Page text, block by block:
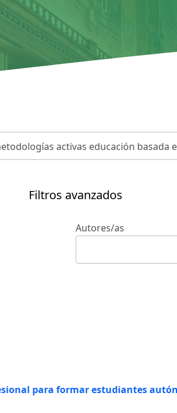
Filtros avanzados
Autores/as
para formar estudiantes